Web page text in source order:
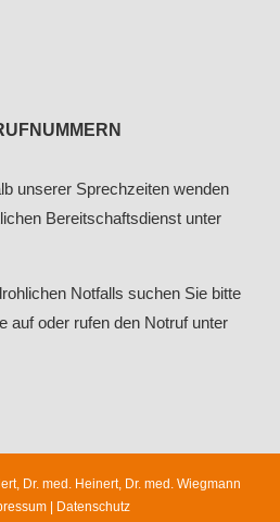
unserer Sprechzeiten wenden
Bereitschaftsdienst unter
Notfalls suchen Sie bitte
auf oder rufen den Notruf unter
Dr. med. Heinert, Dr. med. Wiegmann
| Datenschutz